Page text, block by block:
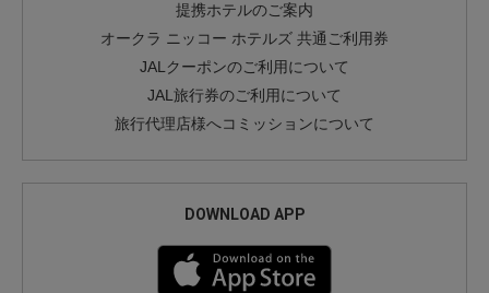
提携ホテルのご案内
オークラ ニッコー ホテルズ 共通ご利用券
JALクーポンのご利用について
JAL旅行券のご利用について
旅行代理店様へコミッションについて
DOWNLOAD APP